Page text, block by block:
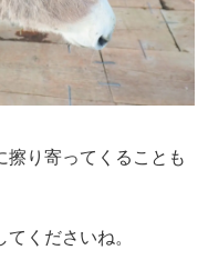
り寄ってくることも
くださいね。